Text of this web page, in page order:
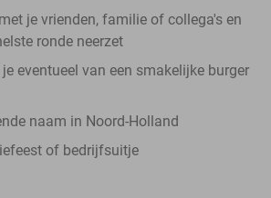
je vrienden, familie of collega's en
ronde neerzet
eventueel van een smakelijke burger
naam in Noord-Holland
of bedrijfsuitje